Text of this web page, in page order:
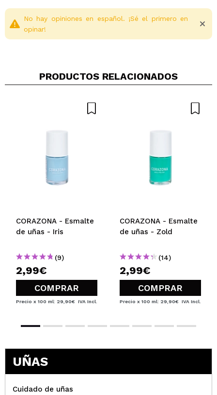
Tu vídeo podría ser el primero. Imagínatelo...
¿Recomendarías su compra? Si
No hay opiniones en español. ¡Sé el primero en
opinar!
PRODUCTOS RELACIONADOS
CORAZONA - Esmalte
de uñas - Iris
(9)
2,99€
COMPRAR
Precio x 100 ml: 29,90€ IVA Incl.
CORAZONA - Esmalte
de uñas - Zold
(14)
2,99€
COMPRAR
Precio x 100 ml: 29,90€ IVA Incl.
UÑAS
Cuidado de uñas